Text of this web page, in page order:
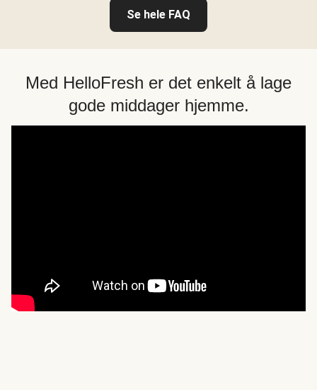
Se hele FAQ
Med HelloFresh er det enkelt å lage
gode middager hjemme.